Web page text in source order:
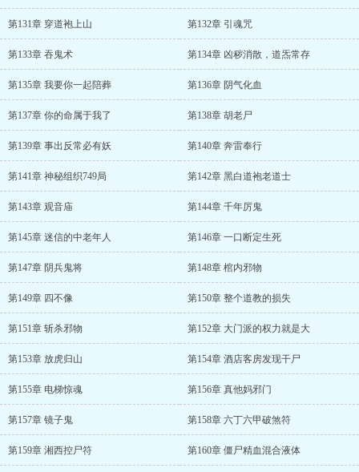
第131章 穿道袍上山 第132章 引魂咒
第133章 吞鬼术 第134章 凶秽消散，道炁常存
第135章 我要你一起陪葬 第136章 阴气化血
第137章 你的命属于我了 第138章 胡老尸
第139章 事出反常必有妖 第140章 奔雷奉行
第141章 神秘组织749局 第142章 黑白道袍老道士
第143章 观音庙 第144章 千年厉鬼
第145章 迷信的中老年人 第146章 一口断定生死
第147章 阴兵鬼将 第148章 棺内邪物
第149章 四不像 第150章 整个道教的损失
第151章 斩杀邪物 第152章 大门派的权力就是大
第153章 放虎归山 第154章 酒店客房发现干尸
第155章 电梯惊魂 第156章 真他妈邪门
第157章 镜子鬼 第158章 六丁六甲破煞符
第159章 湘西控尸符 第160章 僵尸精血混合液体